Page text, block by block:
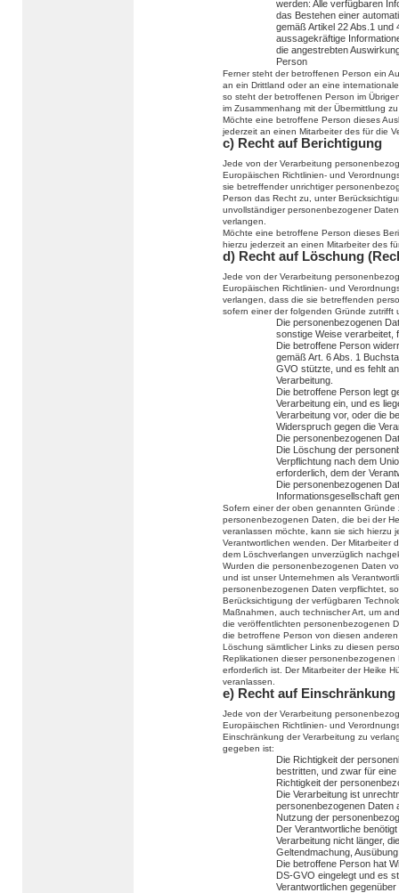
werden: Alle verfügbaren
das Bestehen einer
gemäß Artikel 22 Abs.1
aussagekräftige
die angestrebten
Person
Ferner steht der betroffenen Person ein
an ein Drittland oder an eine
so steht der betroffenen Person im
im Zusammenhang mit der Übermittlung
Möchte eine betroffene Person dieses
jederzeit an einen Mitarbeiter des für die
c) Recht auf Berichtigung
Jede von der Verarbeitung
Europäischen Richtlinien- und
sie betreffender unrichtiger
Person das Recht zu, unter
unvollständiger personenbezogener
verlangen.
Möchte eine betroffene Person dieses
hierzu jederzeit an einen Mitarbeiter des
d) Recht auf Löschung
Jede von der Verarbeitung
Europäischen Richtlinien- und
verlangen, dass die sie betreffenden
sofern einer der folgenden Gründe zutrifft
Die personenbezogenen
sonstige Weise verarbeitet,
Die betroffene Person
gemäß Art. 6 Abs. 1
GVO stützte, und es fehlt
Verarbeitung.
Die betroffene Person legt
Verarbeitung ein, und es
Verarbeitung vor, oder die
Widerspruch gegen die
Die personenbezogenen
Die Löschung der
Verpflichtung nach dem
erforderlich, dem der
Die personenbezogenen
Informationsgesellschaft
Sofern einer der oben genannten
personenbezogenen Daten, die bei der
veranlassen möchte, kann sie sich hierzu
Verantwortlichen wenden. Der Mitarbeiter
dem Löschverlangen unverzüglich
Wurden die personenbezogenen Daten
und ist unser Unternehmen als
personenbezogenen Daten verpflichtet,
Berücksichtigung der verfügbaren
Maßnahmen, auch technischer Art, um
die veröffentlichten personenbezogenen
die betroffene Person von diesen
Löschung sämtlicher Links zu diesen
Replikationen dieser
erforderlich ist. Der Mitarbeiter der Heike
veranlassen.
e) Recht auf
Jede von der Verarbeitung
Europäischen Richtlinien- und
Einschränkung der Verarbeitung zu
gegeben ist:
Die Richtigkeit der
bestritten, und zwar für
Richtigkeit der
Die Verarbeitung ist
personenbezogenen Daten
Nutzung der
Der Verantwortliche
Verarbeitung nicht länger,
Geltendmachung,
Die betroffene Person hat
DS-GVO eingelegt und es
Verantwortlichen